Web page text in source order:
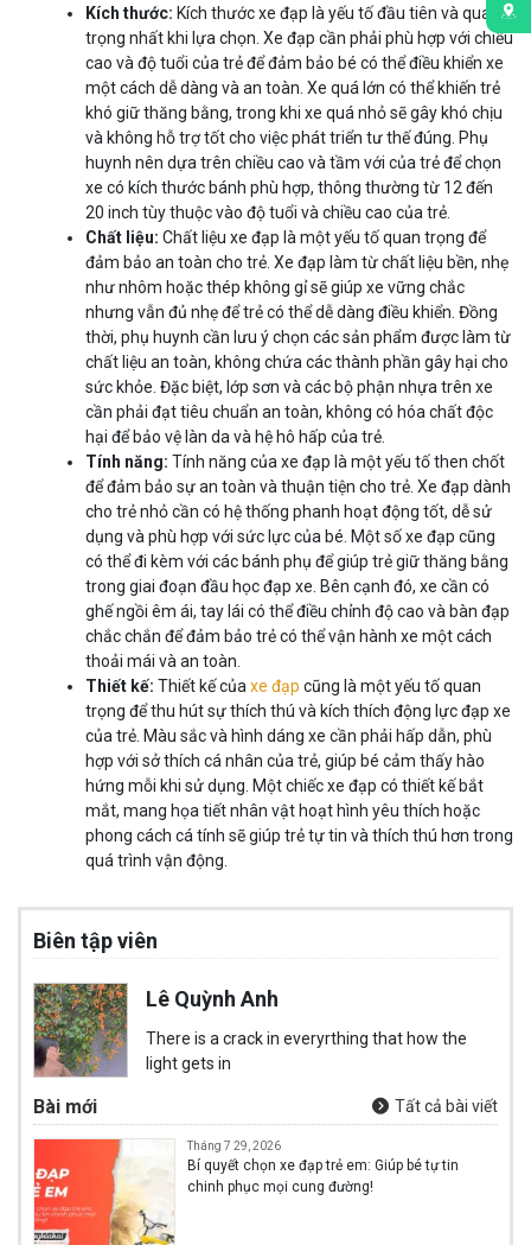
Kích thước: Kích thước xe đạp là yếu tố đầu tiên và quan
trọng nhất khi lựa chọn. Xe đạp cần phải phù hợp với chiều
cao và độ tuổi của trẻ để đảm bảo bé có thể điều khiển xe
một cách dễ dàng và an toàn. Xe quá lớn có thể khiến trẻ
khó giữ thăng bằng, trong khi xe quá nhỏ sẽ gây khó chịu
và không hỗ trợ tốt cho việc phát triển tư thế đúng. Phụ
huynh nên dựa trên chiều cao và tầm với của trẻ để chọn
xe có kích thước bánh phù hợp, thông thường từ 12 đến
20 inch tùy thuộc vào độ tuổi và chiều cao của trẻ.
Chất liệu: Chất liệu xe đạp là một yếu tố quan trọng để
đảm bảo an toàn cho trẻ. Xe đạp làm từ chất liệu bền, nhẹ
như nhôm hoặc thép không gỉ sẽ giúp xe vững chắc
nhưng vẫn đủ nhẹ để trẻ có thể dễ dàng điều khiển. Đồng
thời, phụ huynh cần lưu ý chọn các sản phẩm được làm từ
chất liệu an toàn, không chứa các thành phần gây hại cho
sức khỏe. Đặc biệt, lớp sơn và các bộ phận nhựa trên xe
cần phải đạt tiêu chuẩn an toàn, không có hóa chất độc
hại để bảo vệ làn da và hệ hô hấp của trẻ.
Tính năng: Tính năng của xe đạp là một yếu tố then chốt
để đảm bảo sự an toàn và thuận tiện cho trẻ. Xe đạp dành
cho trẻ nhỏ cần có hệ thống phanh hoạt động tốt, dễ sử
dụng và phù hợp với sức lực của bé. Một số xe đạp cũng
có thể đi kèm với các bánh phụ để giúp trẻ giữ thăng bằng
trong giai đoạn đầu học đạp xe. Bên cạnh đó, xe cần có
ghế ngồi êm ái, tay lái có thể điều chỉnh độ cao và bàn đạp
chắc chắn để đảm bảo trẻ có thể vận hành xe một cách
thoải mái và an toàn.
Thiết kế: Thiết kế của xe đạp cũng là một yếu tố quan
trọng để thu hút sự thích thú và kích thích động lực đạp xe
của trẻ. Màu sắc và hình dáng xe cần phải hấp dẫn, phù
hợp với sở thích cá nhân của trẻ, giúp bé cảm thấy hào
hứng mỗi khi sử dụng. Một chiếc xe đạp có thiết kế bắt
mắt, mang họa tiết nhân vật hoạt hình yêu thích hoặc
phong cách cá tính sẽ giúp trẻ tự tin và thích thú hơn trong
quá trình vận động.
Biên tập viên
Lê Quỳnh Anh
There is a crack in everyrthing that how the
light gets in
Bài mới Tất cả bài viết
Tháng 7 29, 2026
Bí quyết chọn xe đạp trẻ em: Giúp bé tự tin
chinh phục mọi cung đường!